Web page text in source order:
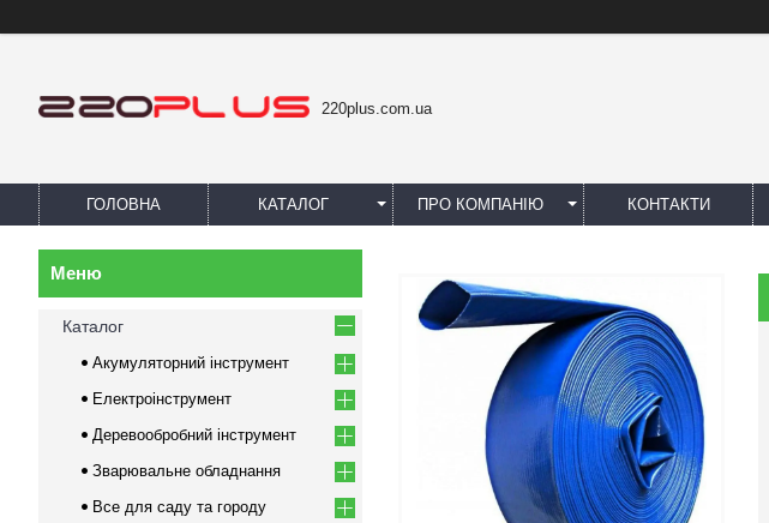
220plus.com.ua
ГОЛОВНА КАТАЛОГ ПРО КОМПАНІЮ КОНТАКТИ
Каталог
Акумуляторний інструмент
Електроінструмент
Деревообробний інструмент
Зварювальне обладнання
Все для саду та городу